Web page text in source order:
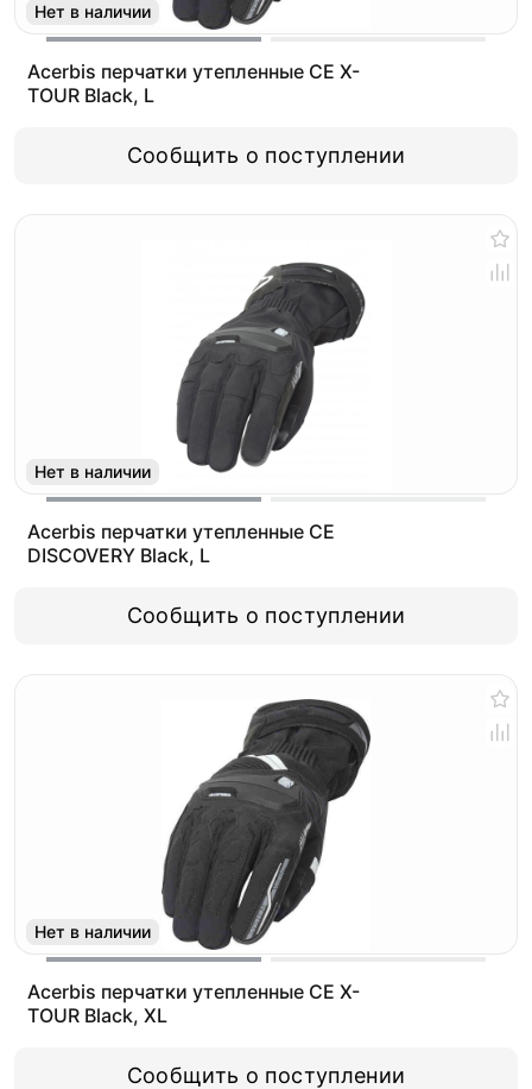
Нет в наличии
Acerbis перчатки утепленные CE X-
TOUR Black, L
Сообщить о поступлении
Нет в наличии
Acerbis перчатки утепленные CE
DISCOVERY Black, L
Сообщить о поступлении
Нет в наличии
Acerbis перчатки утепленные CE X-
TOUR Black, XL
Сообщить о поступлении